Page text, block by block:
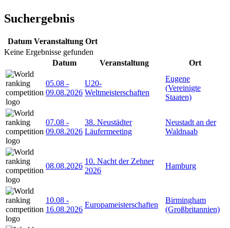
Suchergebnis
Datum Veranstaltung Ort
Keine Ergebnisse gefunden
Datum
Veranstaltung Ort
05.08 -
09.08.2026
U20-
Weltmeisterschaften
Eugene
(Vereinigte
Staaten)
07.08 -
09.08.2026
38. Neustädter
Läufermeeting
Neustadt an der
Waldnaab
08.08.2026
10. Nacht der Zehner
2026
Hamburg
10.08 -
16.08.2026
Europameisterschaften
Birmingham
(Großbritannien)